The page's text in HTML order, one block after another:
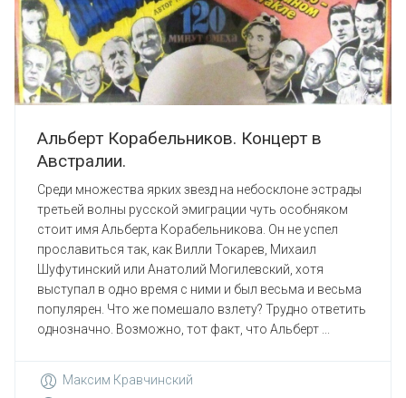
Альберт Корабельников. Концерт в
Австралии.
Среди множества ярких звезд на небосклоне эстрады
третьей волны русской эмиграции чуть особняком
стоит имя Альберта Корабельникова. Он не успел
прославиться так, как Вилли Токарев, Михаил
Шуфутинский или Анатолий Могилевский, хотя
выступал в одно время с ними и был весьма и весьма
популярен. Что же помешало взлету? Трудно ответить
однозначно. Возможно, тот факт, что Альберт ...
Максим Кравчинский